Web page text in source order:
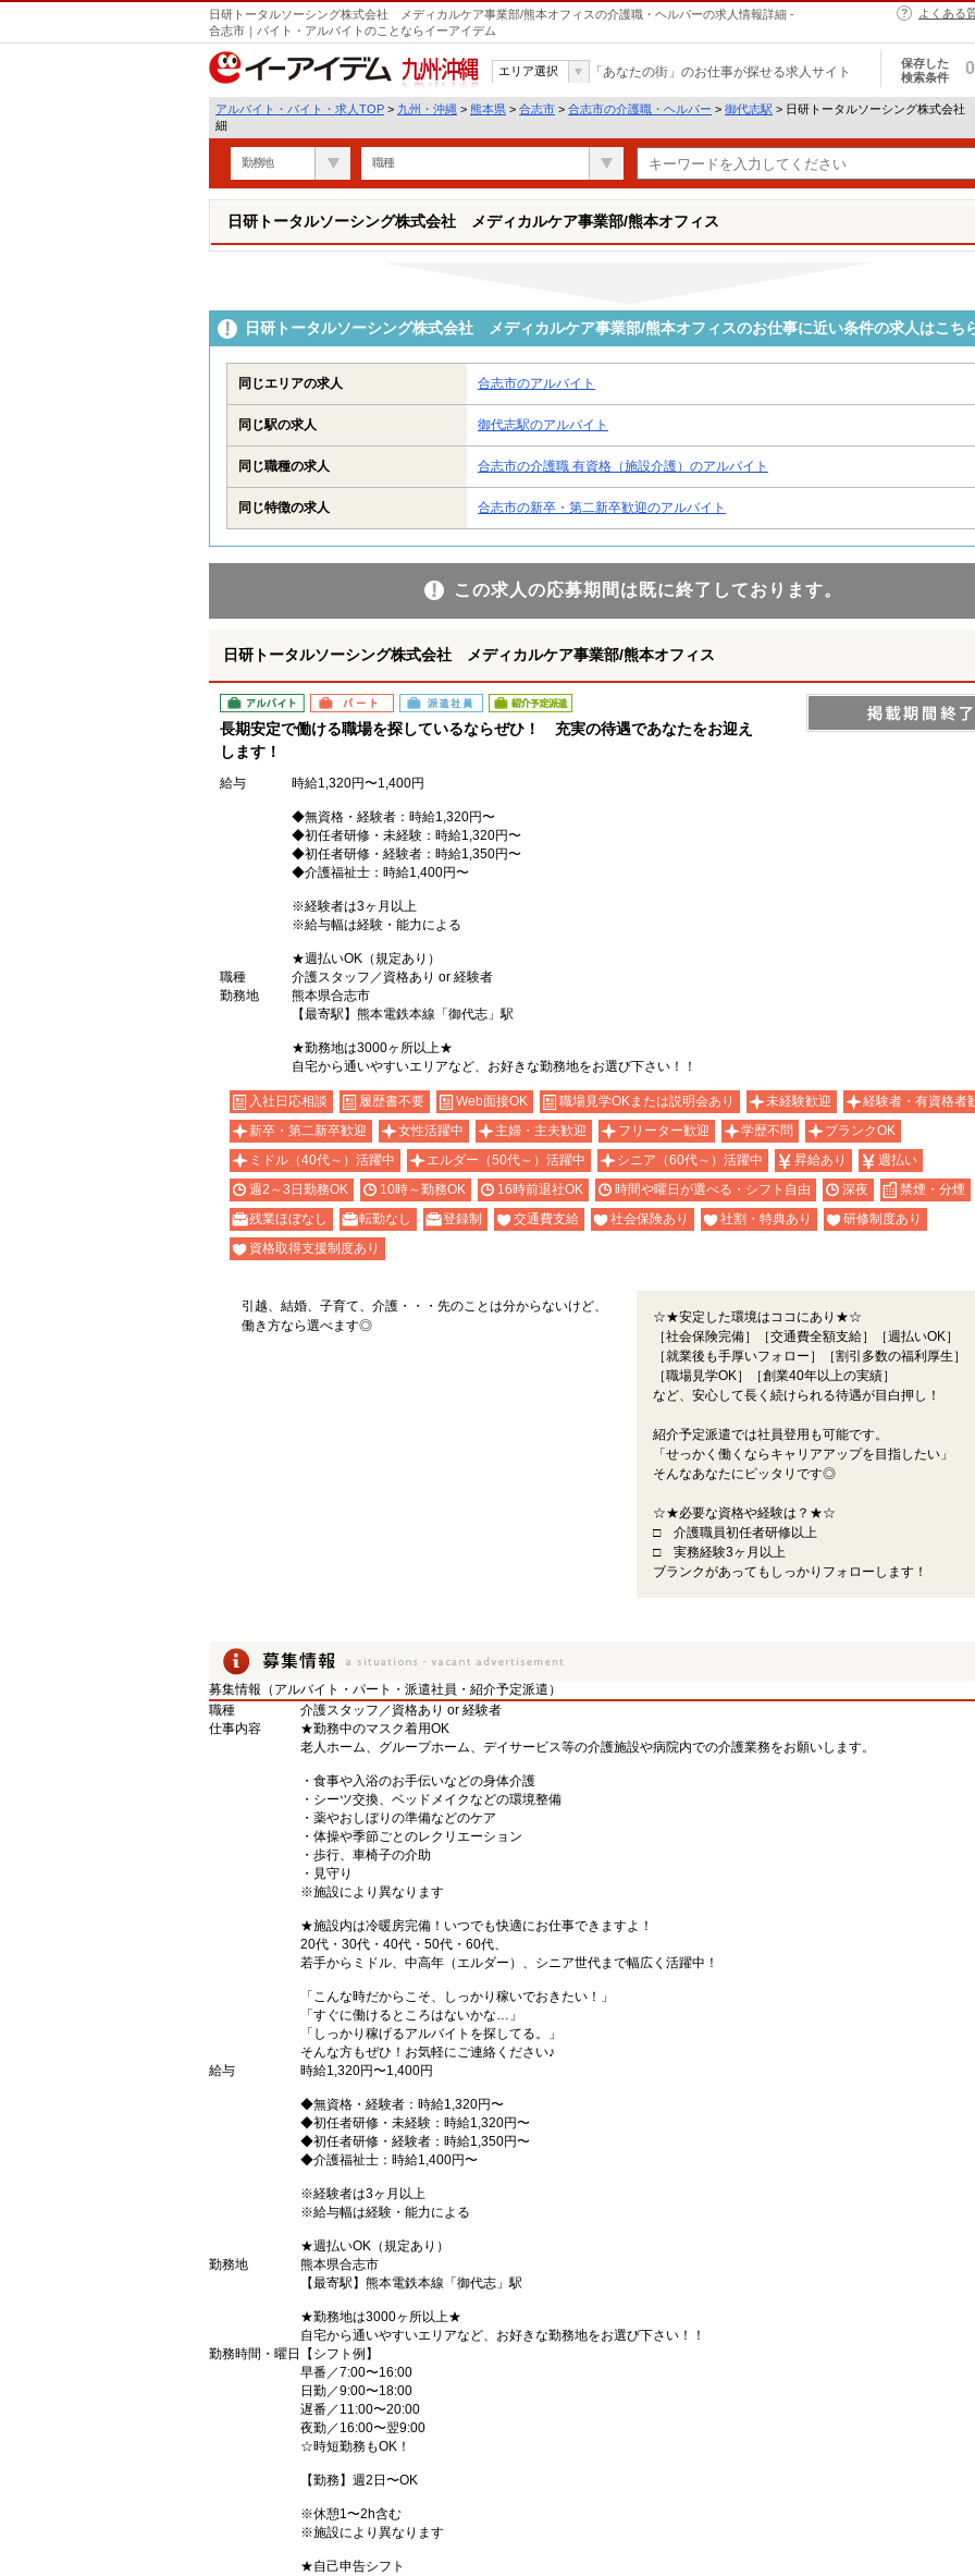
日研トータルソーシング株式会社 メディカルケア事業部/熊本オフィスの介護職・ヘルパーの求人情報詳細 -
合志市｜バイト・アルバイトのことならイーアイデム
よくある
九州・沖縄
エリア選択 「あなたの街」のお仕事が探せる求人サイト
保存した
検索条件
0
アルバイト・バイト・求人TOP > 九州・沖縄 > 熊本県 > 合志市 > 合志市の介護職・ヘルパー > 御代志駅 > 日研トータルソーシング株式会
細
勤務地 職種
日研トータルソーシング株式会社 メディカルケア事業部/熊本オフィス
日研トータルソーシング株式会社 メディカルケア事業部/熊本オフィスのお仕事に近い条件の求人はこち
同じエリアの求人 合志市のアルバイト
同じ駅の求人 御代志駅のアルバイト
同じ職種の求人 合志市の介護職 有資格（施設介護）のアルバイト
同じ特徴の求人 合志市の新卒・第二新卒歓迎のアルバイト
この求人の応募期間は既に終了しております。
日研トータルソーシング株式会社 メディカルケア事業部/熊本オフィス
アルバイト パート 派遣社員 紹介予定派遣
長期安定で働ける職場を探しているならぜひ！ 充実の待遇であなたをお迎え
します！
給与 時給1,320円〜1,400円
◆無資格・経験者：時給1,320円〜
◆初任者研修・未経験：時給1,320円〜
◆初任者研修・経験者：時給1,350円〜
◆介護福祉士：時給1,400円〜
※経験者は3ヶ月以上
※給与幅は経験・能力による
★週払いOK（規定あり）
職種
介護スタッフ／資格あり or 経験者
勤務地
熊本県合志市
【最寄駅】熊本電鉄本線「御代志」駅
★勤務地は3000ヶ所以上★
自宅から通いやすいエリアなど、お好きな勤務地をお選び下さい！！
入社日応相談 履歴書不要 Web面接OK 職場見学OKまたは説明会あり 未経験歓迎
経験者・有資格者
新卒・第二新卒歓迎
女性活躍中 主婦・主夫歓迎 フリーター歓迎 学歴不問
ブランクOK
ミドル（40代～）活躍中
エルダー（50代～）活躍中 シニア（60代～）活躍中 昇給あり
週払い
週2～3日勤務OK
10時～勤務OK 16時前退社OK 時間や曜日が選べる・シフト自由 深夜
禁煙・分煙
残業ほぼなし
転勤なし 登録制 交通費支給 社会保険あり 社割・特典あり
研修制度あり
資格取得支援制度あり
引越、結婚、子育て、介護・・・先のことは分からないけど、
働き方なら選べます◎
☆★安定した環境はココにあり★☆
［社会保険完備］［交通費全額支給］［週払いOK］
［就業後も手厚いフォロー］［割引多数の福利厚生］
［職場見学OK］［創業40年以上の実績］
など、安心して長く続けられる待遇が目白押し！
紹介予定派遣では社員登用も可能です。
「せっかく働くならキャリアアップを目指したい」
そんなあなたにピッタリです◎
☆★必要な資格や経験は？★☆
□ 介護職員初任者研修以上
□ 実務経験3ヶ月以上
ブランクがあってもしっかりフォローします！
募集情報（アルバイト・パート・派遣社員・紹介予定派遣）
職種
介護スタッフ／資格あり or 経験者
仕事内容
★勤務中のマスク着用OK
老人ホーム、グループホーム、デイサービス等の介護施設や病院内での介護業務をお願いします。
・食事や入浴のお手伝いなどの身体介護
・シーツ交換、ベッドメイクなどの環境整備
・薬やおしぼりの準備などのケア
・体操や季節ごとのレクリエーション
・歩行、車椅子の介助
・見守り
※施設により異なります
★施設内は冷暖房完備！いつでも快適にお仕事できますよ！
20代・30代・40代・50代・60代、
若手からミドル、中高年（エルダー）、シニア世代まで幅広く活躍中！
「こんな時だからこそ、しっかり稼いでおきたい！」
「すぐに働けるところはないかな…」
「しっかり稼げるアルバイトを探してる。」
そんな方もぜひ！お気軽にご連絡ください♪
給与
時給1,320円〜1,400円
◆無資格・経験者：時給1,320円〜
◆初任者研修・未経験：時給1,320円〜
◆初任者研修・経験者：時給1,350円〜
◆介護福祉士：時給1,400円〜
※経験者は3ヶ月以上
※給与幅は経験・能力による
★週払いOK（規定あり）
勤務地
熊本県合志市
【最寄駅】熊本電鉄本線「御代志」駅
★勤務地は3000ヶ所以上★
自宅から通いやすいエリアなど、お好きな勤務地をお選び下さい！！
勤務時間・曜日
【シフト例】
早番／7:00〜16:00
日勤／9:00〜18:00
遅番／11:00〜20:00
夜勤／16:00〜翌9:00
☆時短勤務もOK！
【勤務】週2日〜OK
※休憩1〜2h含む
※施設により異なります
★自己申告シフト